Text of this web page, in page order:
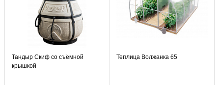
Тандыр Скиф со съёмной
крышкой
Теплица Волжанка 65